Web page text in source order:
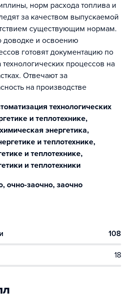
норм расхода топлива и
за качеством выпускаемой
существующим нормам.
доводке и освоению
готовят документацию по
процессов на
Отвечают за
на производстве
технологических
и теплотехнике,
энергетика,
и теплотехнике,
и теплотехнике,
и теплотехники
очно-заочно, заочно
108
18